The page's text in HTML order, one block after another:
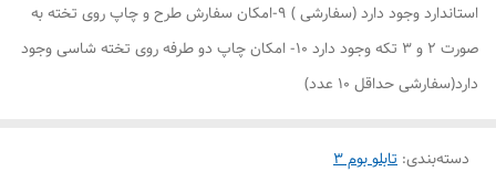
استاندارد وجود دارد (سفارشی ) 9-امکان سفارش طرح و چاپ روی تخته به
صورت 2 و 3 تکه وجود دارد 10- امکان چاپ دو طرفه روی تخته شاسی وجود
دارد(سفارشی حداقل 10 عدد)
دسته‌بندی: تابلو بوم 3